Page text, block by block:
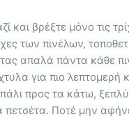
και βρέξτε μόνο τις
των πινέλων,
απαλά πάντα κάθε
για πιο λεπτομερή
προς τα κάτω,
πετσέτα. Ποτέ μην